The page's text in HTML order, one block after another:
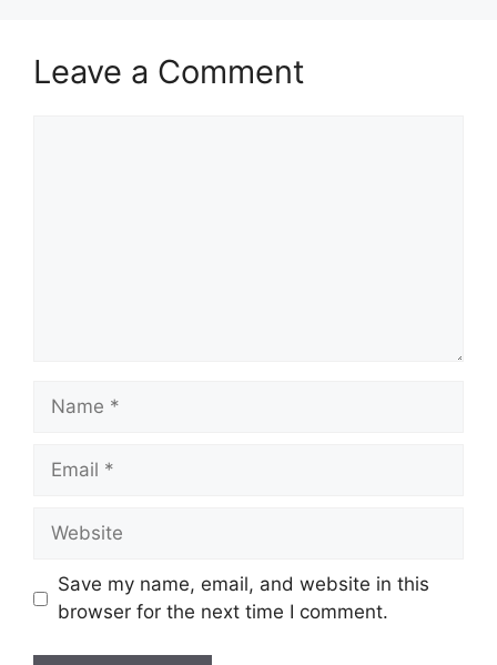
Leave a Comment
Name
Email
Website
Save my name, email, and website in this
browser for the next time I comment.